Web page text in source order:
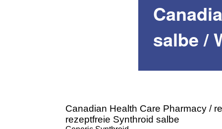
salbe /
Canadian Health Care Pharmacy /
rezeptfreie Synthroid salbe